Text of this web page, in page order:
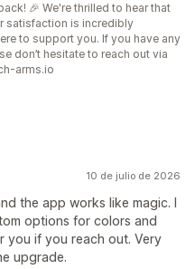
🎉 We're thrilled to hear that
satisfaction is incredibly
to support you. If you have any
don’t hesitate to reach out via
arms.io
10 de julio de 2026
the app works like magic. I
options for colors and
you if you reach out. Very
upgrade.